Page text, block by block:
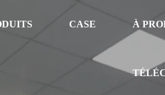
CASE À